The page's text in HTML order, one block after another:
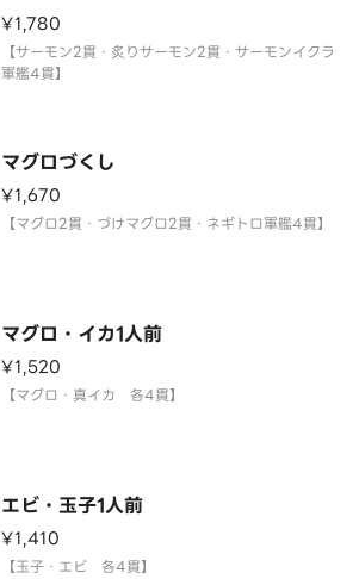
¥1,780
【サーモン2貫・炙りサーモン2貫・サーモンイクラ
軍艦4貫】
マグロづくし
¥1,670
【マグロ2貫・づけマグロ2貫・ネギトロ軍艦4貫】
マグロ・イカ1人前
¥1,520
【マグロ・真イカ 各4貫】
エビ・玉子1人前
¥1,410
【玉子・エビ 各4貫】